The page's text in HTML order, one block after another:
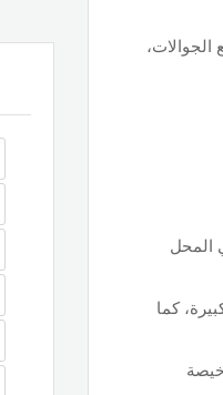
المحل
كما